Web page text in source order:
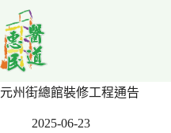
至
主
要
內
元州街總館裝修工程通告
2025-06-23